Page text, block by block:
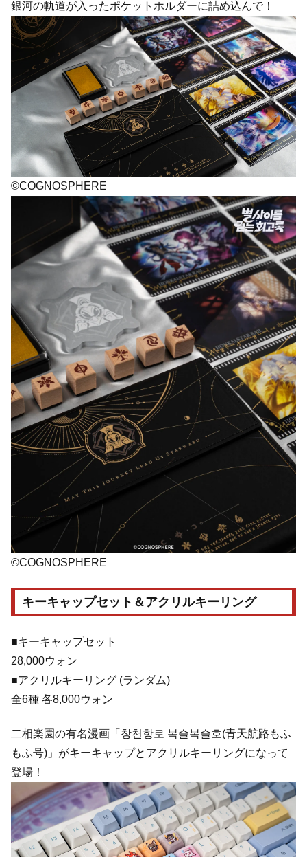
銀河の軌道が入ったポケットホルダーに詰め込んで！
©COGNOSPHERE
©COGNOSPHERE
キーキャップセット＆アクリルキーリング
■キーキャップセット
28,000ウォン
■アクリルキーリング (ランダム)
全6種 各8,000ウォン
二相楽園の有名漫画「창천항로 복슬복슬호(青天航路もふ
もふ号)」がキーキャップとアクリルキーリングになって
登場！